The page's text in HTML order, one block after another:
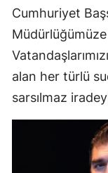
Cumhuriyet
alan her türlü
sarsılmaz